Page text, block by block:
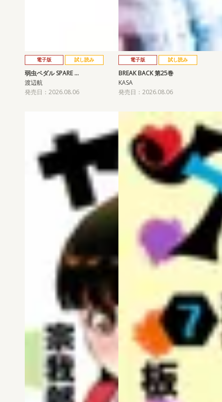
電子版 試し読み
弱虫ペダル SPARE …
渡辺航
発売日：2026.08.06
電子版 試し読み
BREAK BACK 第25巻
KASA
発売日：2026.08.06